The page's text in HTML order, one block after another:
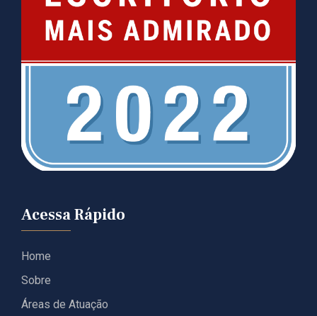
Acessa Rápido
Home
Sobre
Áreas de Atuação